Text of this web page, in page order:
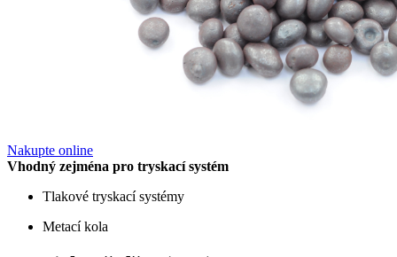
Nakupte online
Vhodný zejména pro tryskací systém
Tlakové tryskací systémy
Metací kola